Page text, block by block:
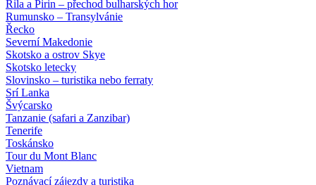
Rila a Pirin – přechod bulharských hor
Rumunsko – Transylvánie
Řecko
Severní Makedonie
Skotsko a ostrov Skye
Skotsko letecky
Slovinsko – turistika nebo ferraty
Srí Lanka
Švýcarsko
Tanzanie (safari a Zanzibar)
Tenerife
Toskánsko
Tour du Mont Blanc
Vietnam
Poznávací zájezdy a turistika